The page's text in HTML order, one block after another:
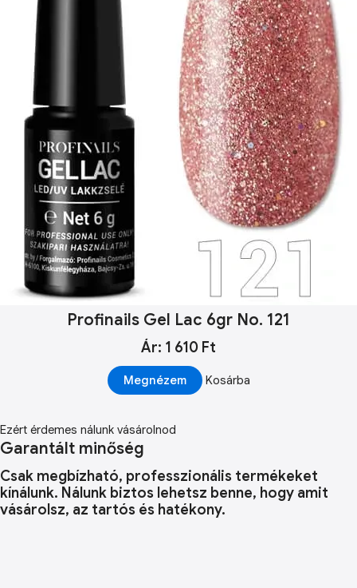
Profinails Gel Lac 6gr No. 121
Ár: 1 610 Ft
Megnézem Kosárba
Ezért érdemes nálunk vásárolnod
Garantált minőség
Csak megbízható, professzionális termékeket
kínálunk. Nálunk biztos lehetsz benne, hogy amit
vásárolsz, az tartós és hatékony.